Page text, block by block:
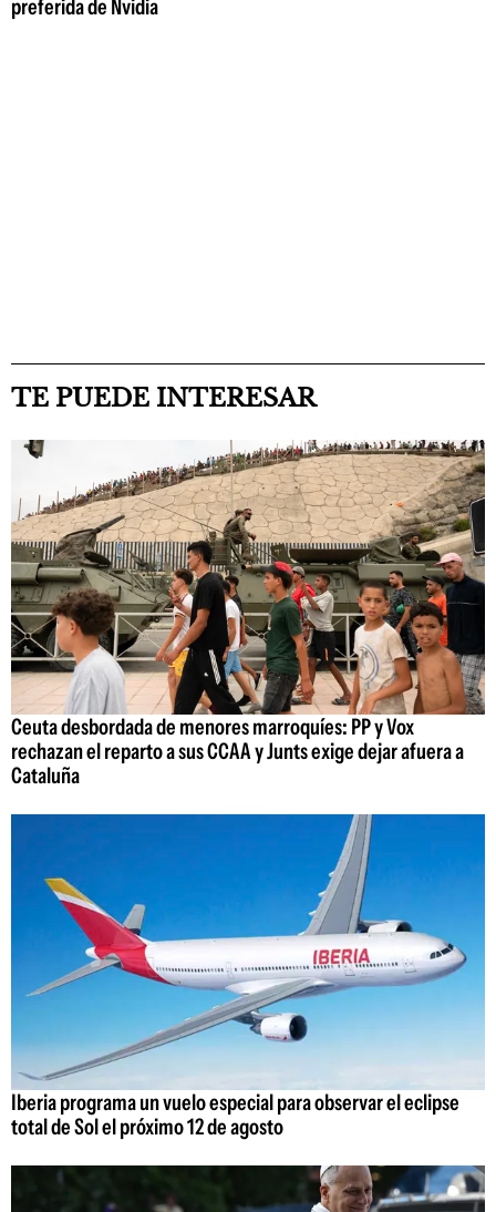
preferida de Nvidia
TE PUEDE INTERESAR
Ceuta desbordada de menores marroquíes: PP y Vox
rechazan el reparto a sus CCAA y Junts exige dejar afuera a
Cataluña
Iberia programa un vuelo especial para observar el eclipse
total de Sol el próximo 12 de agosto